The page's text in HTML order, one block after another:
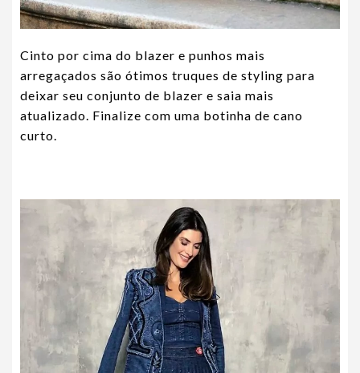
Cinto por cima do blazer e punhos mais
arregaçados são ótimos truques de styling para
deixar seu conjunto de blazer e saia mais
atualizado. Finalize com uma botinha de cano
curto.